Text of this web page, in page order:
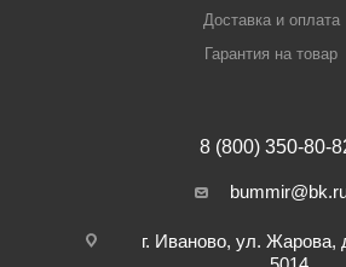
Доставка и оплата
Гарантия на товар
8 (800) 350-80-
г. Иваново, ул. Жарова,